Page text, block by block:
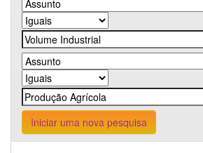
Iniciar uma nova pesquisa